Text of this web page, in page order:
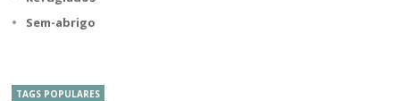
Sem-abrigo
TAGS POPULARES